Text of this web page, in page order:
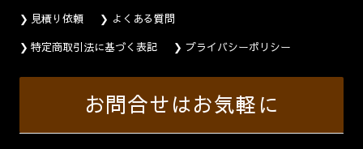
見積り依頼
よくある質問
特定商取引法に基づく表記
プライバシーポリシー
お問合せはお気軽に